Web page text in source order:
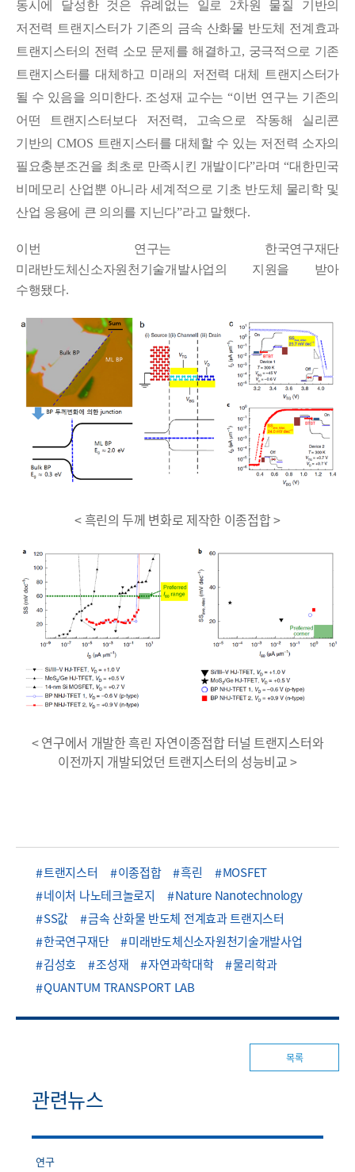
동시에 달성한 것은 유례없는 일로 2차원 물질 기반의
저전력 트랜지스터가 기존의 금속 산화물 반도체 전계효과
트랜지스터의 전력 소모 문제를 해결하고, 궁극적으로 기존
트랜지스터를 대체하고 미래의 저전력 대체 트랜지스터가
될 수 있음을 의미한다. 조성재 교수는 “이번 연구는 기존의
어떤 트랜지스터보다 저전력,
고속으로 작동해 실리콘
기반의 CMOS 트랜지스터를 대체할 수 있는 저전력 소자의
필요충분조건을 최초로 만족시킨 개발이다”라며“대한민국
비메모리 산업뿐 아니라 세계적으로 기초 반도체 물리학 및
산업 응용에 큰 의의를 지닌다”라고 말했다.
이번 연구는 한국연구재단
미래반도체신소자원천기술개발사업의 지원을 받아
수행됐다.
< 흑린의 두께 변화로 제작한 이종접합 >
< 연구에서 개발한 흑린 자연이종접합 터널 트랜지스터와
이전까지 개발되었던 트랜지스터의 성능비교 >
트랜지스터 이종접합 흑린
MOSFET
네이처 나노테크놀로지
Nature Nanotechnology
SS값
금속 산화물 반도체 전계효과 트랜지스터
한국연구재단
미래반도체신소자원천기술개발사업
김성호
조성재 자연과학대학
물리학과
QUANTUM TRANSPORT LAB
목록
관련뉴스
연구